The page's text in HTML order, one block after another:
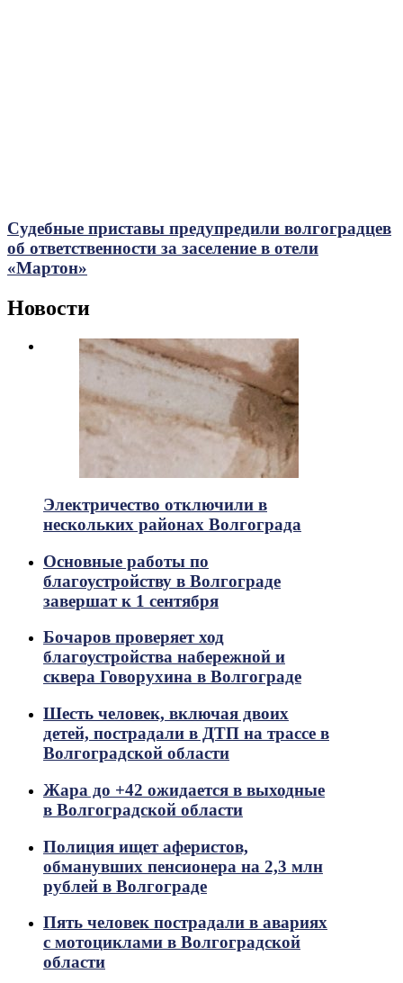
Судебные приставы предупредили волгоградцев
об ответственности за заселение в отели
«Мартон»
Новости
Электричество отключили в
нескольких районах Волгограда
Основные работы по
благоустройству в Волгограде
завершат к 1 сентября
Бочаров проверяет ход
благоустройства набережной и
сквера Говорухина в Волгограде
Шесть человек, включая двоих
детей, пострадали в ДТП на трассе в
Волгоградской области
Жара до +42 ожидается в выходные
в Волгоградской области
Полиция ищет аферистов,
обманувших пенсионера на 2,3 млн
рублей в Волгограде
Пять человек пострадали в авариях
с мотоциклами в Волгоградской
области